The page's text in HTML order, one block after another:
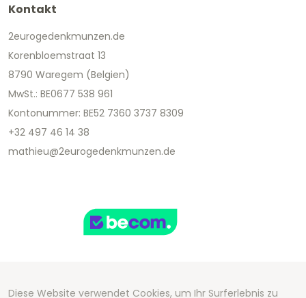
Kontakt
2eurogedenkmunzen.de
Korenbloemstraat 13
8790 Waregem (Belgien)
MwSt.: BE0677 538 961
Kontonummer: BE52 7360 3737 8309
+32 497 46 14 38
mathieu@2eurogedenkmunzen.de
Copyright 2026 We Can Do Better Online BV
Diese Website verwendet Cookies, um Ihr Surferlebnis zu